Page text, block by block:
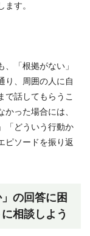
す。
「根拠がない」
り、周囲の人に自
で話してもらうこ
った場合には、
「どういう行動か
ピソードを振り返
の回答に困
相談しよう